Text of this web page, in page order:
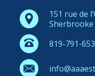
151 rue de
Sherbrooke
819-791-